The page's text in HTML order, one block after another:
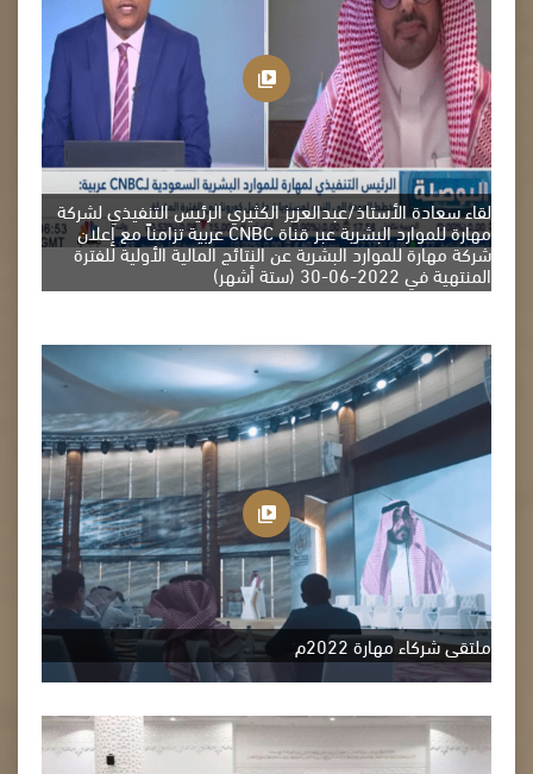
لقاء سعادة الأستاذ/عبدالعزيز الكثيري الرئيس التنفيذي لشركة
مهارة للموارد البشرية عبر قناة CNBC عربية تزامناً مع إعلان
شركة مهارة للموارد البشرية عن النتائج المالية الأولية للفترة
المنتهية في 2022-06-30 (ستة أشهر)
ملتقى شركاء مهارة 2022م